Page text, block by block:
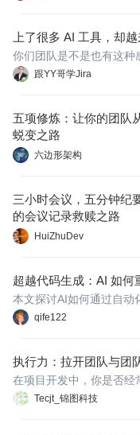
上了很多 AI 工具，却
跟YY哥学Jira
你们团队是不是也有这种
像比以前更忙了？
五项修炼：让你的团队
蜕变之路
六边形架构
三小时会议，五分钟纪
的会议记录救赎之路
HuiZhuDev
超越代码生成：AI 如何
qife122
本文探讨AI如何通过自动
括消除工作瓶颈、重组
执行力：拉开团队与团
Tecjt_锦图科技
在项目开发中，你是否经
周全，但一到执行就漏